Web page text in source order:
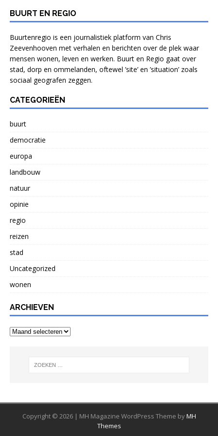
o
k
p
BUURT EN REGIO
Buurtenregio is een journalistiek platform van Chris
Zeevenhooven met verhalen en berichten over de plek waar
mensen wonen, leven en werken. Buurt en Regio gaat over
stad, dorp en ommelanden, oftewel ’site’ en ’situation’ zoals
sociaal geografen zeggen.
CATEGORIEËN
buurt
democratie
europa
landbouw
natuur
opinie
regio
reizen
stad
Uncategorized
wonen
ARCHIEVEN
Archieven
Copyright © 2026 | MH Magazine WordPress Theme byMH
Themes